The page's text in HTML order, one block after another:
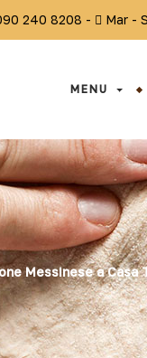
240 8208 - Mar -
MENU
Messinese a Casa